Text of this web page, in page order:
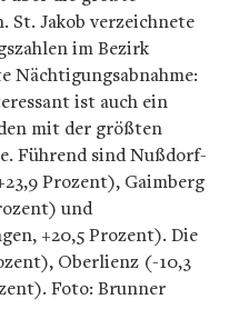
St. Jakob verzeichnete
im Bezirk
Nächtigungsabnahme:
ist auch ein
mit der größten
Führend sind Nußdorf-
Prozent), Gaimberg
und
+20,5 Prozent). Die
Oberlienz (-10,3
Foto: Brunner